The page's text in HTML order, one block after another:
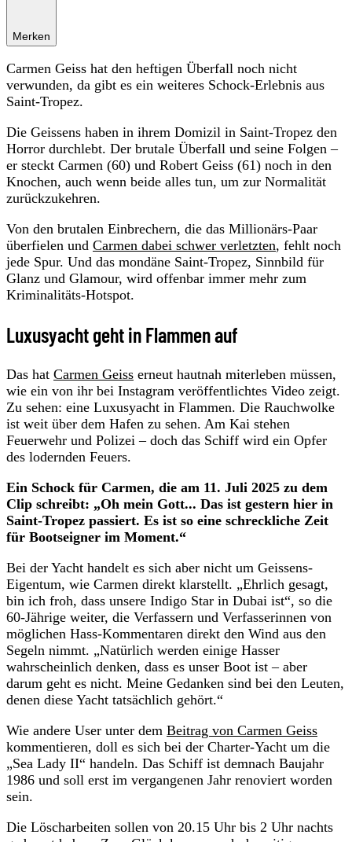
Merken
Carmen Geiss hat den heftigen Überfall noch nicht
verwunden, da gibt es ein weiteres Schock-Erlebnis aus
Saint-Tropez.
Die Geissens haben in ihrem Domizil in Saint-Tropez den
Horror durchlebt. Der brutale Überfall und seine Folgen –
er steckt Carmen (60) und Robert Geiss (61) noch in den
Knochen, auch wenn beide alles tun, um zur Normalität
zurückzukehren.
Von den brutalen Einbrechern, die das Millionärs-Paar
überfielen und Carmen dabei schwer verletzten, fehlt noch
jede Spur. Und das mondäne Saint-Tropez, Sinnbild für
Glanz und Glamour, wird offenbar immer mehr zum
Kriminalitäts-Hotspot.
Luxusyacht geht in Flammen auf
Das hat Carmen Geiss erneut hautnah miterleben müssen,
wie ein von ihr bei Instagram veröffentlichtes Video zeigt.
Zu sehen: eine Luxusyacht in Flammen. Die Rauchwolke
ist weit über dem Hafen zu sehen. Am Kai stehen
Feuerwehr und Polizei – doch das Schiff wird ein Opfer
des lodernden Feuers.
Ein Schock für Carmen, die am 11. Juli 2025 zu dem
Clip schreibt: „Oh mein Gott... Das ist gestern hier in
Saint-Tropez passiert. Es ist so eine schreckliche Zeit
für Bootseigner im Moment.“
Bei der Yacht handelt es sich aber nicht um Geissens-
Eigentum, wie Carmen direkt klarstellt. „Ehrlich gesagt,
bin ich froh, dass unsere Indigo Star in Dubai ist“, so die
60-Jährige weiter, die Verfassern und Verfasserinnen von
möglichen Hass-Kommentaren direkt den Wind aus den
Segeln nimmt. „Natürlich werden einige Hasser
wahrscheinlich denken, dass es unser Boot ist – aber
darum geht es nicht. Meine Gedanken sind bei den Leuten,
denen diese Yacht tatsächlich gehört.“
Wie andere User unter dem Beitrag von Carmen Geiss
kommentieren, doll es sich bei der Charter-Yacht um die
„Sea Lady II“ handeln. Das Schiff ist demnach Baujahr
1986 und soll erst im vergangenen Jahr renoviert worden
sein.
Die Löscharbeiten sollen von 20.15 Uhr bis 2 Uhr nachts